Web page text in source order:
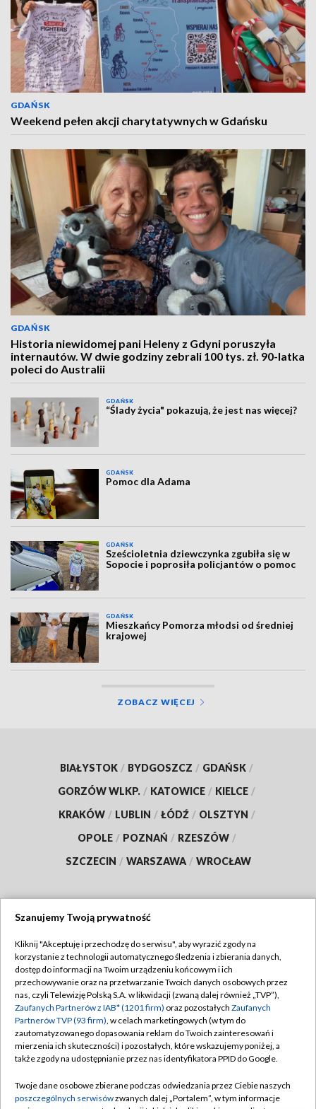
GDAŃSK
Weekend pełen akcji charytatywnych w Gdańsku
GDAŃSK
Historia niewidomej pani Heleny z Gdyni poruszyła
internautów. W dwie godziny zebrali 100 tys. zł. 90-latka
poleci do Australii
GDAŃSK
“Ślady życia" pokazują, że jest nas więcej?
GDAŃSK
Pomoc dla Adama
GDAŃSK
Sześcioletnia dziewczynka zgubiła się w
Sopocie i poprosiła policjantów o pomoc
GDAŃSK
Mieszkańcy Pomorza młodsi od średniej
krajowej
ZOBACZ WIĘCEJ
BIAŁYSTOK / BYDGOSZCZ / GDAŃSK /
GORZÓW WLKP. / KATOWICE / KIELCE /
KRAKÓW / LUBLIN / ŁÓDŹ / OLSZTYN /
OPOLE / POZNAŃ / RZESZÓW /
SZCZECIN / WARSZAWA / WROCŁAW
TVP
Abonament TVP
Emisja w TVP
Centrum informacji TVP
Naziemna Telewizja Cyfrowa
Rada Programowa
Regulamin TVP
Polityka prywatności
Moje zgody
Pomoc
Kontakt
Szanujemy Twoją prywatność
Kliknij "Akceptuję i przechodzę do serwisu", aby wyrazić zgody na
korzystanie z technologii automatycznego śledzenia i zbierania danych,
dostęp do informacji na Twoim urządzeniu końcowym i ich
przechowywanie oraz na przetwarzanie Twoich danych osobowych przez
nas, czyli Telewizję Polską S.A. w likwidacji (zwaną dalej również „TVP”),
Zaufanych Partnerów z IAB* (1201 firm) oraz pozostałych Zaufanych
Partnerów TVP (93 firm), w celach marketingowych (w tym do
zautomatyzowanego dopasowania reklam do Twoich zainteresowań i
mierzenia ich skuteczności) i pozostałych, które wskazujemy poniżej, a
także zgody na udostępnianie przez nas identyfikatora PPID do Google.
Twoje dane osobowe zbierane podczas odwiedzania przez Ciebie naszych
poszczególnych serwisówzwanych dalej „Portalem”, w tym informacje